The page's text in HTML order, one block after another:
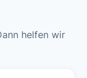
helfen wir